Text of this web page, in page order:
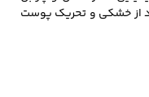
از خشکی و تحریک پوست